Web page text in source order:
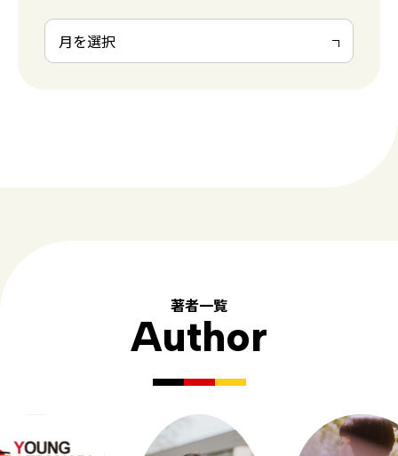
著者一覧
Author